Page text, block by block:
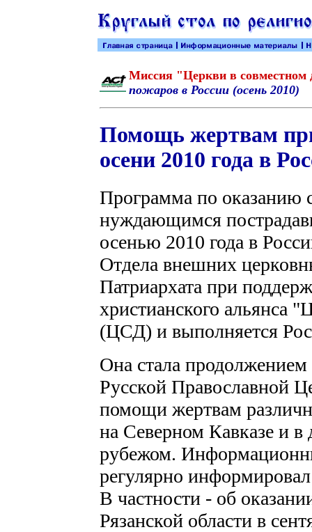
Миссия "Церкви в
пожаров в России (осень 2010)
Помощь жертвам
осени 2010 года в
Программа по оказанию
нуждающимся
осенью 2010 года в
Отдела внешних
Патриархата при
христианского альянса
(ЦСД) и выполняется
Она стала продолжением
Русской Православной
помощи жертвам
на Северном Кавказе и в
рубежом.
регулярно
В частности - об
Рязанской области в